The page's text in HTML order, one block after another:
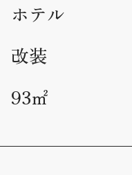
ホテル
改装
93㎡